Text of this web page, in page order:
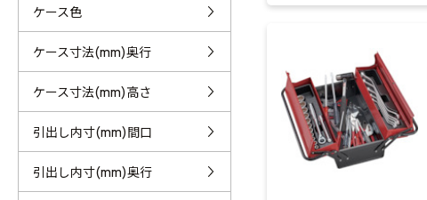
ケース色
ケース寸法(mm)奥行
ケース寸法(mm)高さ
引出し内寸(mm)間口
引出し内寸(mm)奥行